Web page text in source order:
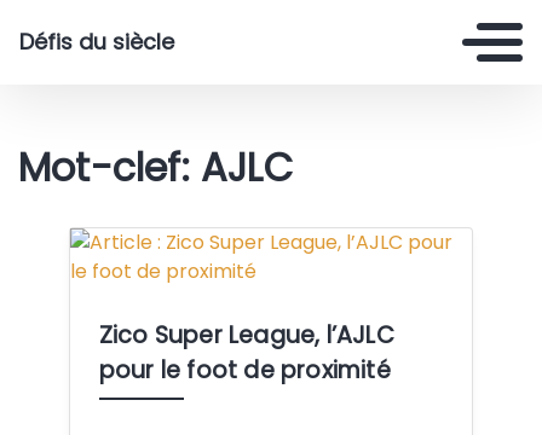
Défis du siècle
Mot-clef: AJLC
Zico Super League, l’AJLC
pour le foot de proximité